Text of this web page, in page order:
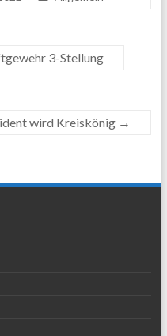
3-Stellung
wird Kreiskönig →